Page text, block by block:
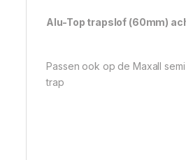
Alu-Top trapslof (60mm)
Passen ook op de Maxall
trap